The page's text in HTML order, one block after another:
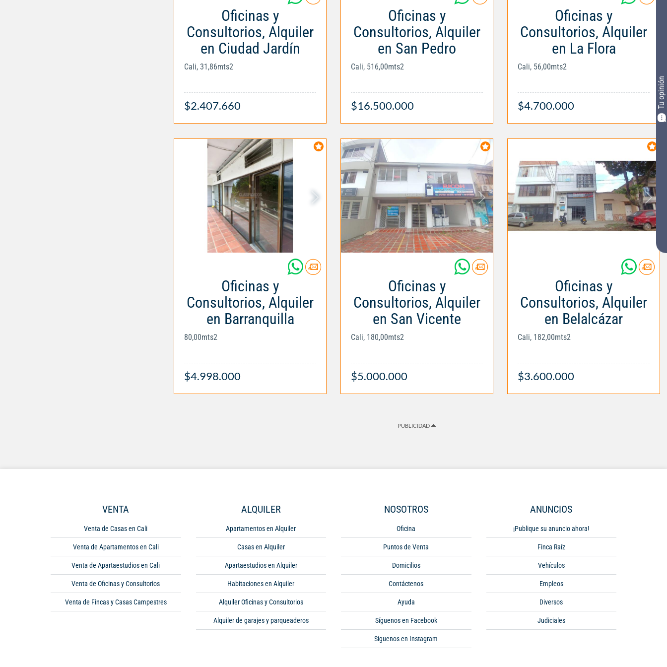
Tu opinión
Oficinas y
Consultorios, Alquiler
en Ciudad Jardín
Cali, 31,86mts2
$2.407.660
Oficinas y
Consultorios, Alquiler
en San Pedro
Cali, 516,00mts2
$16.500.000
Oficinas y
Consultorios, Alquiler
en La Flora
Cali, 56,00mts2
$4.700.000
Oficinas y
Consultorios, Alquiler
en Barranquilla
80,00mts2
$4.998.000
Oficinas y
Consultorios, Alquiler
en San Vicente
Cali, 180,00mts2
$5.000.000
Oficinas y
Consultorios, Alquiler
en Belalcázar
Cali, 182,00mts2
$3.600.000
PUBLICIDAD
VENTA
Venta de Casas en Cali
Venta de Apartamentos en Cali
Venta de Apartaestudios en Cali
Venta de Oficinas y Consultorios
Venta de Fincas y Casas Campestres
ALQUILER
Apartamentos en Alquiler
Casas en Alquiler
Apartaestudios en Alquiler
Habitaciones en Alquiler
Alquiler Oficinas y Consultorios
Alquiler de garajes y parqueaderos
NOSOTROS
Oficina
Puntos de Venta
Domicilios
Contáctenos
Ayuda
Síguenos en Facebook
Síguenos en Instagram
ANUNCIOS
¡Publique su anuncio ahora!
Finca Raíz
Vehículos
Empleos
Diversos
Judiciales